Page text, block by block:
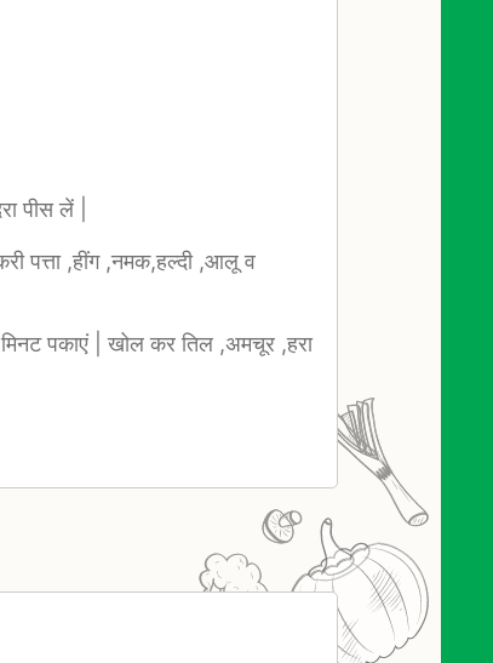
पीस लें |
पत्ता ,हींग ,नमक,हल्दी ,आलू व
मिनट पकाएं | खोल कर तिल ,अमचूर ,हरा